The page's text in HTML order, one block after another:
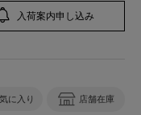
入荷案内申し込み
に入り 店舗在庫